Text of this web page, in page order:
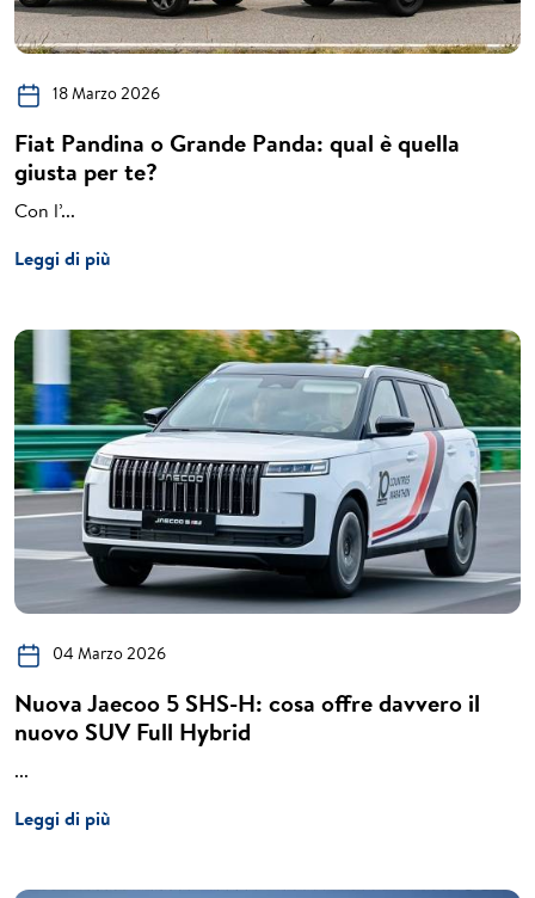
18 Marzo 2026
Fiat Pandina o Grande Panda: qual è quella
giusta per te?
Con l’...
Leggi di più
04 Marzo 2026
Nuova Jaecoo 5 SHS-H: cosa offre davvero il
nuovo SUV Full Hybrid
...
Leggi di più